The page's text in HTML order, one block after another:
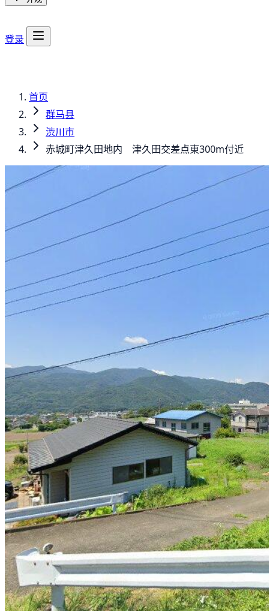
登录
首页
群马县
渋川市
赤城町津久田地内 津久田交差点東300m付近